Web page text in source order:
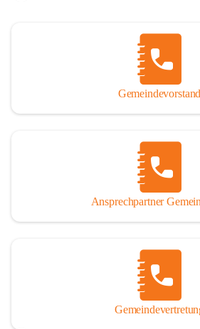
Gemeindevorstand
Ansprechpartner